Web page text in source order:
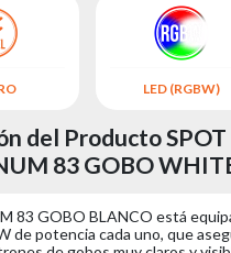
LED (RGBW)
del Producto SPOT
83 GOBO
83 GOBO BLANCO está
de potencia cada uno, que